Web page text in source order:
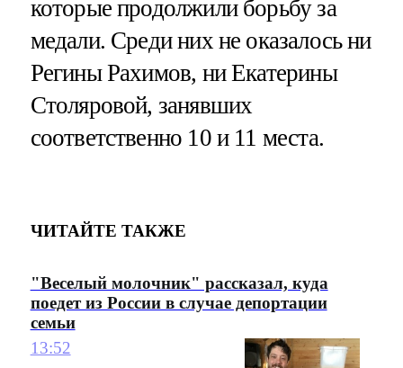
которые продолжили борьбу за
медали. Среди них не оказалось ни
Регины Рахимов, ни Екатерины
Столяровой, занявших
соответственно 10 и 11 места.
ЧИТАЙТЕ ТАКЖЕ
"Веселый молочник" рассказал, куда
поедет из России в случае депортации
семьи
13:52